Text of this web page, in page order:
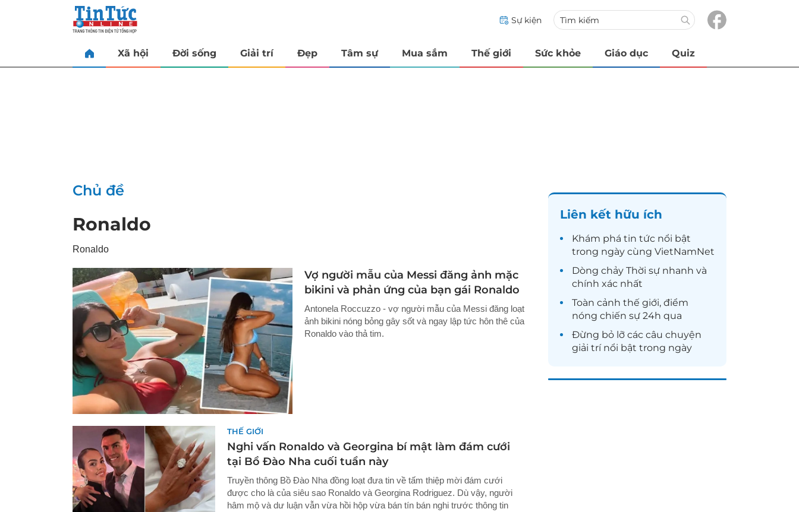
Sự kiện
Xã hội Đời sống Giải trí Đẹp Tâm sự Mua sắm Thế giới Sức khỏe Giáo dục Quiz
Chủ đề
Ronaldo
Ronaldo
Vợ người mẫu của Messi đăng ảnh mặc
bikini và phản ứng của bạn gái Ronaldo
Antonela Roccuzzo - vợ người mẫu của Messi đăng loạt
ảnh bikini nóng bỏng gây sốt và ngay lập tức hôn thê của
Ronaldo vào thả tim.
THẾ GIỚI
Nghi vấn Ronaldo và Georgina bí mật làm đám cưới
tại Bồ Đào Nha cuối tuần này
Truyền thông Bồ Đào Nha đồng loạt đưa tin về tấm thiệp mời đám cưới
được cho là của siêu sao Ronaldo và Georgina Rodriguez. Dù vậy, người
hâm mộ và dư luận vẫn vừa hồi hộp vừa bán tín bán nghi trước thông tin
Liên kết hữu ích
Khám phá tin tức nổi bật
trong ngày cùng VietNamNet
Dòng chảy Thời sự nhanh và
chính xác nhất
Toàn cảnh thế giới, điểm
nóng chiến sự 24h qua
Đừng bỏ lỡ các câu chuyện
giải trínổi bật trong ngày